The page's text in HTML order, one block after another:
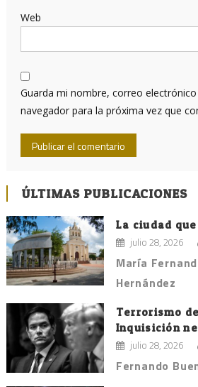
Web
Guarda mi nombre, correo
navegador para la próxima vez que
ÚLTIMAS PUBLICACIONES
La ciudad
julio 28, 2026
María
Hernández
Terrorismo
Inquisición
julio 28, 2026
Fernando